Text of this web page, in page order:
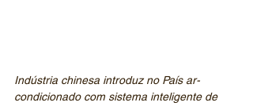
Indústria chinesa introduz no País ar-
condicionado com sistema inteligente de